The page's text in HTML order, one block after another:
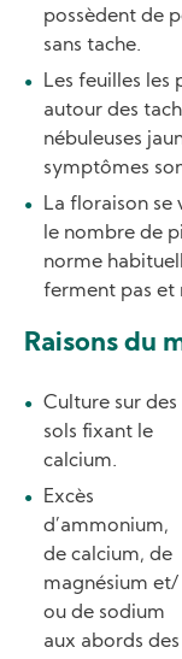
possèdent de
sans tache.
Les feuilles les
autour des
nébuleuses
symptômes
La floraison
le nombre de
norme
ferment pas et
Raisons du
Culture sur des
sols fixant le
calcium.
Excès
d’ammonium,
de calcium, de
magnésium et/
ou de sodium
aux abords des